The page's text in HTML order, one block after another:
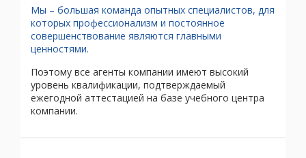
Мы – большая команда опытных специалистов, для
которых профессионализм и постоянное
совершенствование являются главными
ценностями.
Поэтому все агенты компании имеют высокий
уровень квалификации, подтверждаемый
ежегодной аттестацией на базе учебного центра
компании.